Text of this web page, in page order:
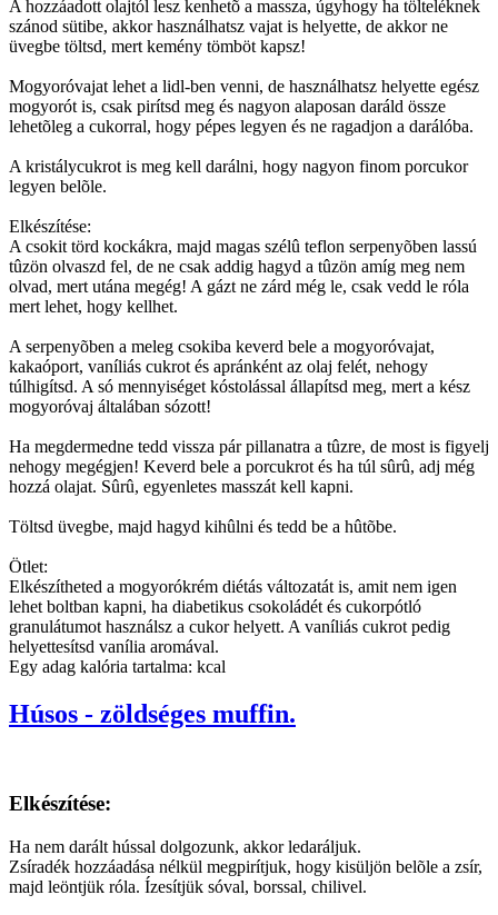
A hozzáadott olajtól lesz kenhetõ a massza, úgyhogy ha tölteléknek
szánod sütibe, akkor használhatsz vajat is helyette, de akkor ne
üvegbe töltsd, mert kemény tömböt kapsz!
Mogyoróvajat lehet a lidl-ben venni, de használhatsz helyette egész
mogyorót is, csak pirítsd meg és nagyon alaposan daráld össze
lehetõleg a cukorral, hogy pépes legyen és ne ragadjon a darálóba.
A kristálycukrot is meg kell darálni, hogy nagyon finom porcukor
legyen belõle.
Elkészítése:
A csokit törd kockákra, majd magas szélû teflon serpenyõben lassú
tûzön olvaszd fel, de ne csak addig hagyd a tûzön amíg meg nem
olvad, mert utána megég! A gázt ne zárd még le, csak vedd le róla
mert lehet, hogy kellhet.
A serpenyõben a meleg csokiba keverd bele a mogyoróvajat,
kakaóport, vaníliás cukrot és apránként az olaj felét, nehogy
túlhigítsd. A só mennyiséget kóstolással állapítsd meg, mert a kész
mogyoróvaj általában sózott!
Ha megdermedne tedd vissza pár pillanatra a tûzre, de most is figyelj
nehogy megégjen! Keverd bele a porcukrot és ha túl sûrû, adj még
hozzá olajat. Sûrû, egyenletes masszát kell kapni.
Töltsd üvegbe, majd hagyd kihûlni és tedd be a hûtõbe.
Ötlet:
Elkészítheted a mogyorókrém diétás változatát is, amit nem igen
lehet boltban kapni, ha diabetikus csokoládét és cukorpótló
granulátumot használsz a cukor helyett. A vaníliás cukrot pedig
helyettesítsd vanília aromával.
Egy adag kalória tartalma: kcal
Húsos - zöldséges muffin.
Elkészítése:
Ha nem darált hússal dolgozunk, akkor ledaráljuk.
Zsíradék hozzáadása nélkül megpirítjuk, hogy kisüljön belõle a zsír,
majd leöntjük róla. Ízesítjük sóval, borssal, chilivel.